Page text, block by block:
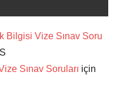
Bilgisi Vize Sınav Soru
Sınav Soruları için